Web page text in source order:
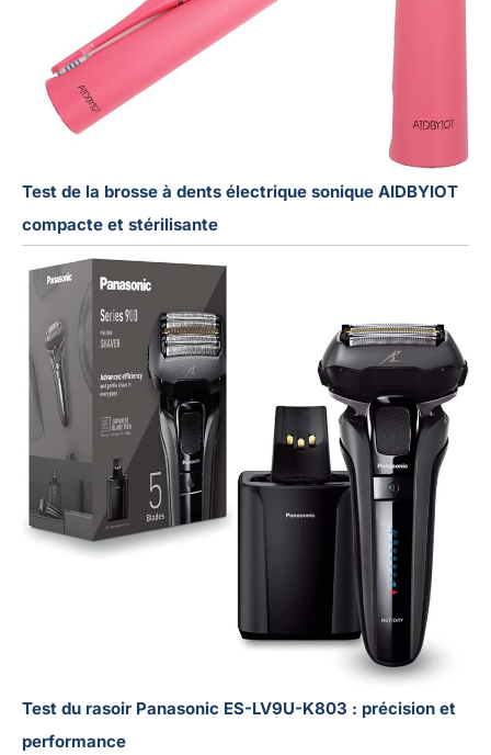
Test de la brosse à dents électrique sonique AIDBYIOT
compacte et stérilisante
Test du rasoir Panasonic ES-LV9U-K803 : précision et
performance